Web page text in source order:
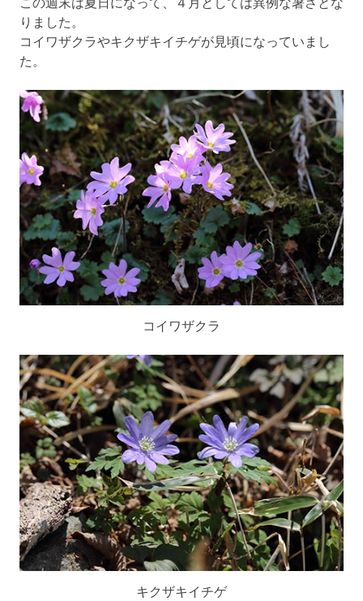
りました。
コイワザクラやキクザキイチゲが見頃になっていまし
た。
コイワザクラ
キクザキイチゲ